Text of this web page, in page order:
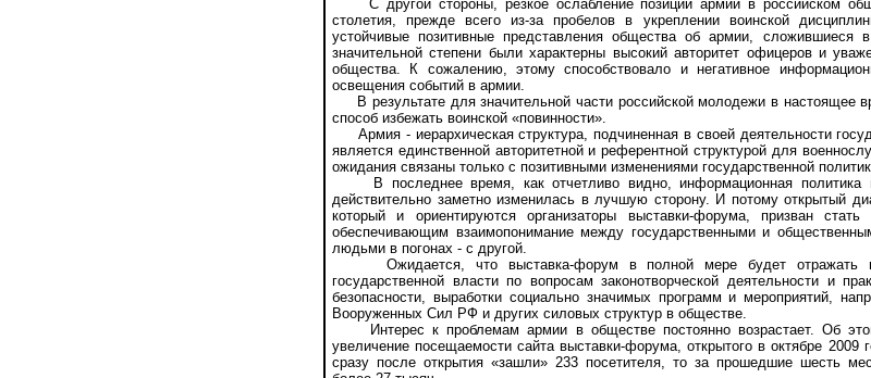
С другой стороны, резкое ослабление позиций армии в российском
столетия, прежде всего из-за пробелов в укреплении воинской
устойчивые позитивные представления общества об армии, сложившиеся
значительной степени были характерны высокий авторитет офицеров и
общества. К сожалению, этому способствовало и негативное
освещения событий в армии.
В результате для значительной части российской молодежи в настоящее
способ избежать воинской «повинности».
Армия - иерархическая структура, подчиненная в своей деятельности
является единственной авторитетной и референтной структурой для
ожидания связаны только с позитивными изменениями государственной
В последнее время, как отчетливо видно, информационная политика
действительно заметно изменилась в лучшую сторону. И потому открытый
который и ориентируются организаторы выставки-форума, призван
обеспечивающим взаимопонимание между государственными и
людьми в погонах - с другой.
Ожидается, что выставка-форум в полной мере будет отражать
государственной власти по вопросам законотворческой деятельности и
безопасности, выработки социально значимых программ и мероприятий,
Вооруженных Сил РФ и других силовых структур в обществе.
Интерес к проблемам армии в обществе постоянно возрастает. Об
увеличение посещаемости сайта выставки-форума, открытого в октябре 2009
сразу после открытия «зашли» 233 посетителя, то за прошедшие шесть